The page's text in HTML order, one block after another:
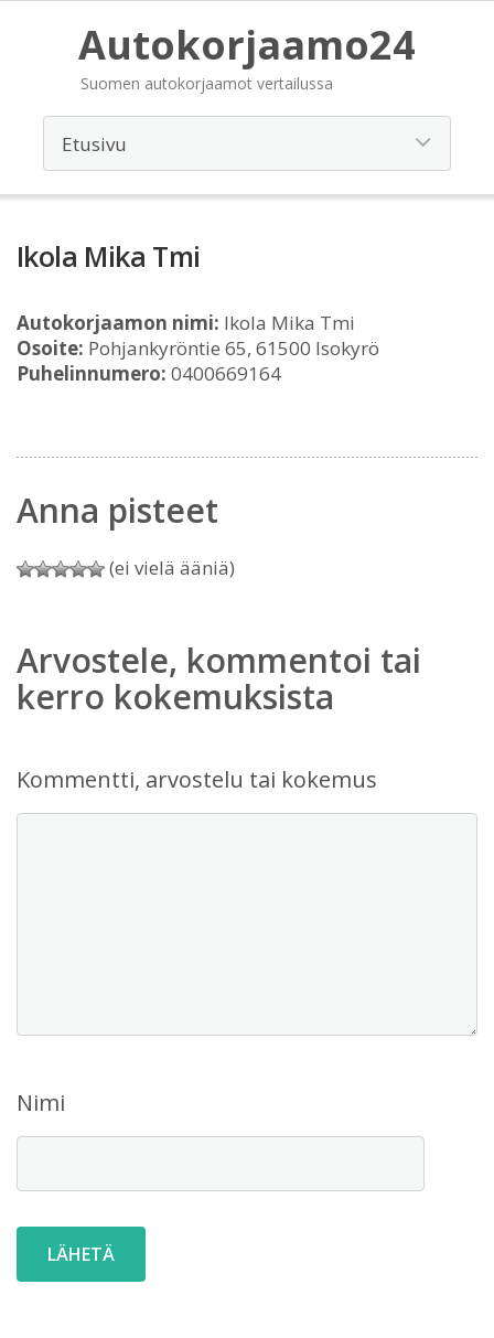
Autokorjaamo24
Suomen autokorjaamot vertailussa
Ikola Mika Tmi
Autokorjaamon nimi: Ikola Mika Tmi
Osoite: Pohjankyröntie 65, 61500 Isokyrö
Puhelinnumero: 0400669164
Anna pisteet
(ei vielä ääniä)
Arvostele, kommentoi tai
kerro kokemuksista
Kommentti, arvostelu tai kokemus
Nimi